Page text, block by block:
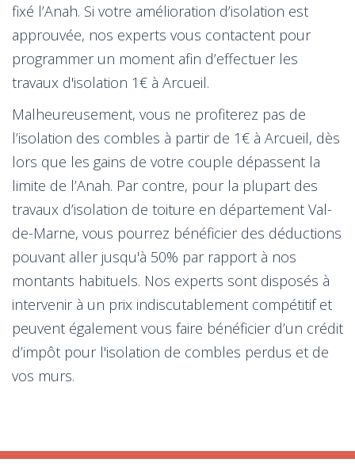
fixé l’Anah. Si votre amélioration d’isolation est
approuvée, nos experts vous contactent pour
programmer un moment afin d’effectuer les
travaux d'isolation 1€ à Arcueil.
Malheureusement, vous ne profiterez pas de
l’isolation des combles à partir de 1€ à Arcueil, dès
lors que les gains de votre couple dépassent la
limite de l’Anah. Par contre, pour la plupart des
travaux d’isolation de toiture en département Val-
de-Marne, vous pourrez bénéficier des déductions
pouvant aller jusqu'à 50% par rapport à nos
montants habituels. Nos experts sont disposés à
intervenir à un prix indiscutablement compétitif et
peuvent également vous faire bénéficier d’un crédit
d’impôt pour l'isolation de combles perdus et de
vos murs.